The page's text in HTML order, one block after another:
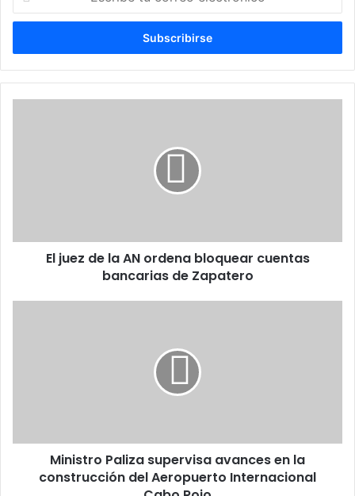
correo
bancarias
El juez de la AN ordena bloquear cuentas
bancarias de Zapatero
Aeropuerto
InternacionalMinistro Paliza supervisa avances en la
construcción del Aeropuerto Internacional